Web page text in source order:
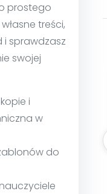
prostego
treści,
i sprawdzasz
swojej
i
w
do